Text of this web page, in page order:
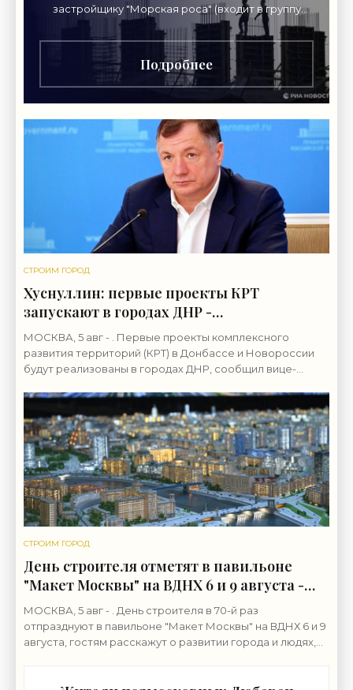
застройщику "Морская роса" (входит в группу
"Монолит") в 2,7 миллиарда рублей для
Подробнее
СТРОИМ ГОРОД
Хуснуллин: первые проекты КРТ
запускают в городах ДНР -
«Строительство»
МОСКВА, 5 авг - . Первые проекты комплексного
развития территорий (КРТ) в Донбассе и Новороссии
будут реализованы в городах ДНР, сообщил вице-
СТРОИМ ГОРОД
День строителя отметят в павильоне
"Макет Москвы" на ВДНХ 6 и 9 августа -
«Строительство»
МОСКВА, 5 авг - . День строителя в 70-й раз
отпразднуют в павильоне "Макет Москвы" на ВДНХ 6 и 9
августа, гостям расскажут о развитии города и людях,